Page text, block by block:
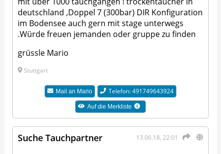
deutschland ,Doppel 7 (300bar) DIR Konfiguration
im Bodensee auch gern mit stage unterwegs
.Würde freuen jemanden oder gruppe zu finden
grüssle Mario
Stuttgart
Mail an Mario Telefon: 491749643924
Auf die Merkliste
13.06.18, 22:01
Suche Tauchpartner